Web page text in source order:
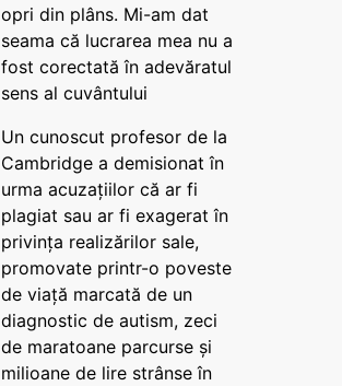
opri din plâns. Mi-am dat
seama că lucrarea mea nu a
fost corectată în adevăratul
sens al cuvântului
Un cunoscut profesor de la
Cambridge a demisionat în
urma acuzațiilor că ar fi
plagiat sau ar fi exagerat în
privința realizărilor sale,
promovate printr-o poveste
de viață marcată de un
diagnostic de autism, zeci
de maratoane parcurse și
milioane de lire strânse în